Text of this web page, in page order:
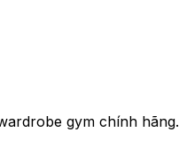
gym chính hãng.